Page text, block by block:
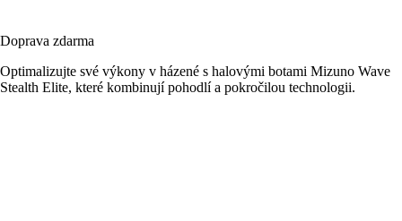
Doprava zdarma
Optimalizujte své výkony v házené s halovými botami Mizuno Wave
Stealth Elite, které kombinují pohodlí a pokročilou technologii.